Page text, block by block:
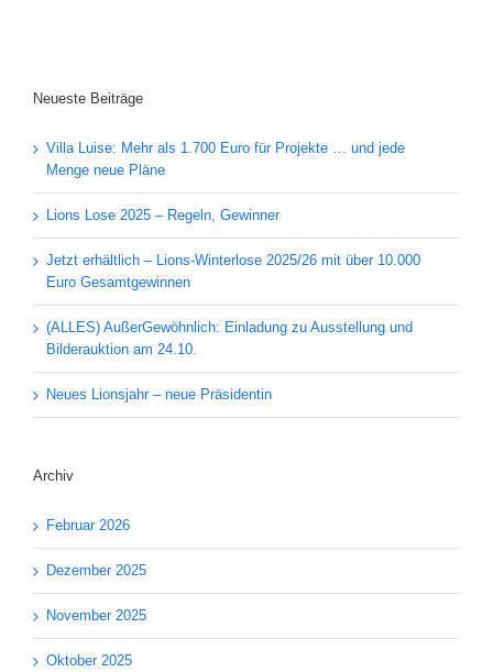
Neueste Beiträge
Villa Luise: Mehr als 1.700 Euro für Projekte … und jede
Menge neue Pläne
Lions Lose 2025 – Regeln, Gewinner
Jetzt erhältlich – Lions-Winterlose 2025/26 mit über 10.000
Euro Gesamtgewinnen
(ALLES) AußerGewöhnlich: Einladung zu Ausstellung und
Bilderauktion am 24.10.
Neues Lionsjahr – neue Präsidentin
Archiv
Februar 2026
Dezember 2025
November 2025
Oktober 2025